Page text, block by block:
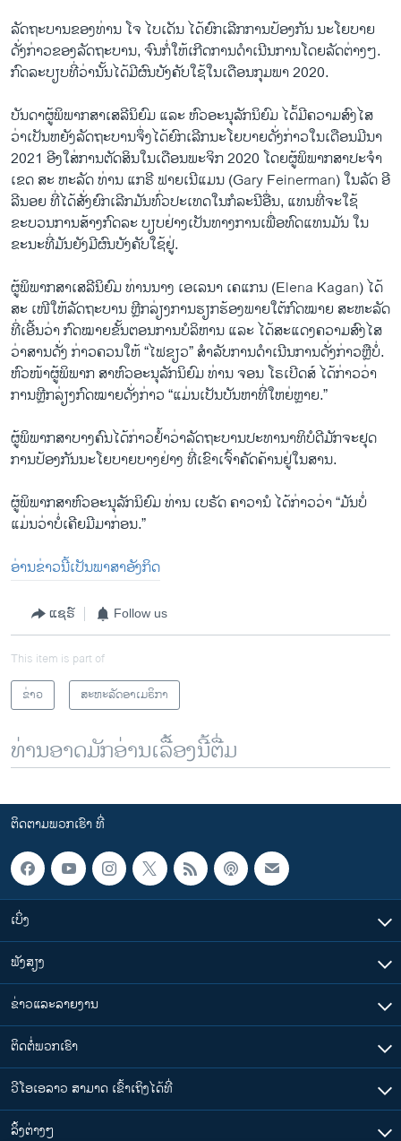
ລັດຖະບານຂອງທ່ານ ໂຈ ໄບເດັນ ໄດ້ຍົກເລີກການປ້ອງກັນ ນະໂຍບາຍ
ດັ່ງກ່າວຂອງລັດຖະບານ, ຈົນກໍ່ໃຫ້ເກີດການດຳເນີນການໂດຍລັດຕ່າງໆ.
ກົດລະບຽບທີ່ວ່ານັ້ນໄດ້ມີຜົນບັງຄັບໃຊ້ໃນເດືອນກຸມພາ 2020.
ບັນດາຜູ້ພິພາກສາເສລີນິຍົມ ແລະ ຫົວອະນຸລັກນິຍົມ ໄດ້້ມີຄວາມສົງໄສ
ວ່າເປັນຫຍັງລັດຖະບານຈຶ່ງໄດ້ຍົກເລີກນະໂຍບາຍດັ່ງກ່າວໃນເດືອນມີນາ
2021 ອີງໃສ່ການຕັດສິນໃນເດືອນພະຈິກ 2020 ໂດຍຜູ້ພິພາກສາປະຈຳ
ເຂດ ສະ ຫະລັດ ທ່ານ ແກຣີ ຟາຍເນີແມນ (Gary Feinerman) ໃນລັດ ອີ
ລີນອຍ ທີ່ໄດ້ສັ່ງຍົກເລີກມັນທົ່ວປະເທດໃນກໍລະນີອື່ນ, ແທນທີ່ຈະໃຊ້
ຂະບວນການສ້າງກົດລະ ບຽບຢ່າງເປັນທາງການເພື່ອທົດແທນມັນ ໃນ
ຂະນະທີ່ມັນຍັງມີຜົນບັງຄັບໃຊ້ຢູ່.
ຜູ້ພິພາກສາເສລີນິຍົມ ທ່ານນາງ ເອເລນາ ເຄແກນ (Elena Kagan) ໄດ້
ສະ ເໜີໃຫ້ລັດຖະບານ ຫຼີກລ່ຽງການຮຽກຮ້ອງພາຍໃຕ້ກົດໝາຍ ສະຫະລັດ
ທີ່ເອີ້ນວ່າ ກົດໝາຍຂັ້ນຕອນການບໍລິຫານ ແລະ ໄດ້ສະແດງຄວາມສົງໄສ
ວ່າສານດັ່ງ ກ່າວຄວນໃຫ້ “ໄຟຂຽວ” ສຳລັບການດຳເນີນການດັ່ງກ່າວຫຼືບໍ່.
ຫົວໜ້າຜູ້ພິພາກ ສາຫົວອະນຸລັກນິຍົມ ທ່ານ ຈອນ ໂຣເບີດສ໌ ໄດ້ກ່າວວ່າ
ການຫຼີກລ່ຽງກົດໝາຍດັ່ງກ່າວ “ແມ່ນເປັນບັນຫາທີ່ໃຫຍ່ຫຼາຍ.”
ຜູ້ພິພາກສາບາງຄົນໄດ້ກ່າວຢໍ້າວ່າລັດຖະບານປະທານາທິບໍດີມັກຈະຢຸດ
ການປ້ອງກັນນະໂຍບາຍບາງຢ່າງ ທີ່ເຂົາເຈົ້າຄັດຄ້ານຢູ່ໃນສານ.
ຜູ້ພິພາກສາຫົວອະນຸລັກນິຍົມ ທ່ານ ເບຣັດ ຄາວານໍ ໄດ້ກ່າວວ່າ “ມັນບໍ່
ແມ່ນວ່າບໍ່ເຄີຍມີມາກ່ອນ.”
ອ່ານຂ່າວນີ້ເປັນພາສາອັງກິດ
ແຊຣ໌ Follow us
This item is part of
ຂ່າວ
ສະຫະລັດອາເມຣິກາ
ທ່ານອາດມັກອ່ານເລື້ອງນີ້ຕື່ມ
ຕິດຕາມພວກເຮົາ ທີ່
ເບິ່ງ
ຟັງສຽງ
ຂ່າວແລະລາຍງານ
ຕິດຕໍ່ພວກເຮົາ
ວີໂອເອລາວ ສາມາດ ເຂົ້າເຖິງໄດ້ທີ່
​ລິ້ງ​ຕ່າງໆ